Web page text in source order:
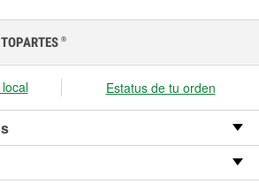
®
Estatus de tu orden